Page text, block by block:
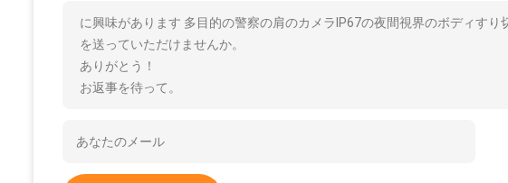
に興味があります 多目的の警察の肩のカメラIP67の夜間視界のボディす
を送っていただけませんか。
ありがとう！
お返事を待って。